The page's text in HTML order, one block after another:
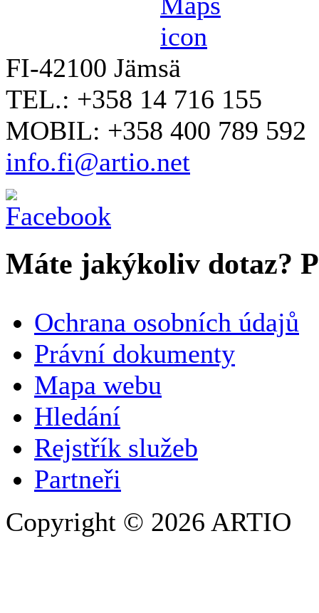
FI-42100 Jämsä
TEL.: +358 14 716 155
MOBIL: +358 400 789 592
info.fi@artio.net
Máte jakýkoliv dotaz?
SPOLEČNOST / ORGANIZACE
E-MAILOVÁ ADRESA
TELEFON
Ochrana osobních údajů
Právní dokumenty
Mapa webu
Hledání
Rejstřík služeb
Partneři
Copyright © 2026 ARTIO